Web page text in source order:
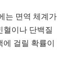
는 면역 체계가
혈이나 단백질
에 걸릴 확률이